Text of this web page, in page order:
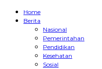
Home
Berita
Nasional
Pemerintahan
Pendidikan
Kesehatan
Sosial